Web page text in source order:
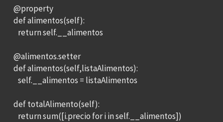
@property
def alimentos(self):
return self.__alimentos
@alimentos.setter
def alimentos(self,listaAlimentos):
self.__alimentos = listaAlimentos
def totalAlimento(self):
return sum([i.precio for i in self.__alimentos])